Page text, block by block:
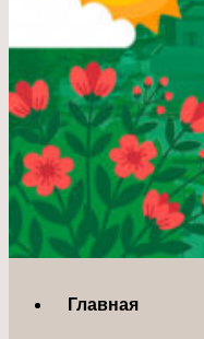
Главная